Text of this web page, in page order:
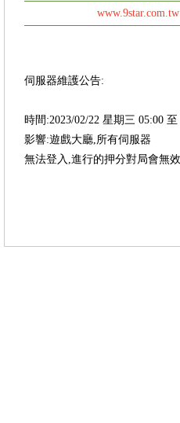
www.9star.com.tw
伺服器維護公告:
時間:2023/02/22 星期三 05:00 至
影響:遊戲大廳,所有伺服器
無法登入,進行的押分對局會無效